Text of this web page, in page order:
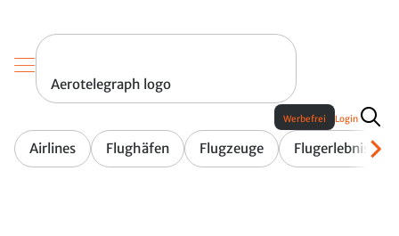
Aerotelegraph logo
Airlines Flughäfen Flugzeuge Flugerlebnis
Werbefrei Login